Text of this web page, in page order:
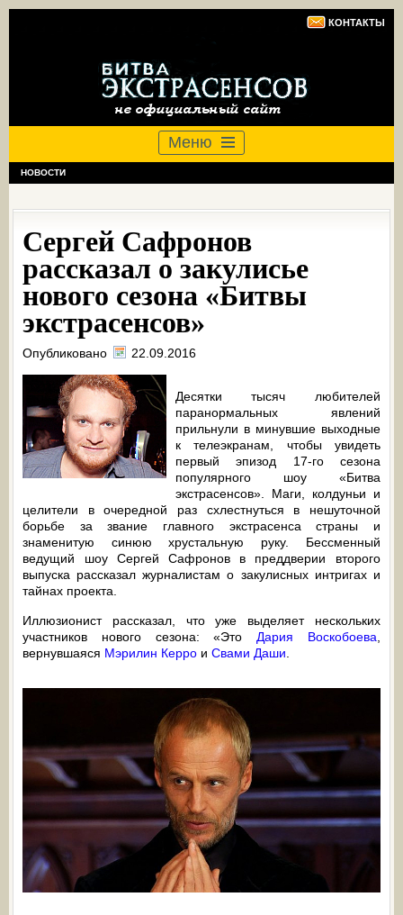
КОНТАКТЫ
Меню
НОВОСТИ
Сергей Сафронов
рассказал о закулисье
нового сезона «Битвы
экстрасенсов»
Опубликовано 22.09.2016
Десятки тысяч любителей
паранормальных явлений
прильнули в минувшие выходные
к телеэкранам, чтобы увидеть
первый эпизод 17-го сезона
популярного шоу «Битва
экстрасенсов». Маги, колдуньи и
целители в очередной раз схлестнуться в нешуточной
борьбе за звание главного экстрасенса страны и
знаменитую синюю хрустальную руку. Бессменный
ведущий шоу Сергей Сафронов в преддверии второго
выпуска рассказал журналистам о закулисных интригах и
тайнах проекта.
Иллюзионист рассказал, что уже выделяет нескольких
участников нового сезона: «Это Дария Воскобоева
вернувшаяся Мэрилин Керро иСвами Даши